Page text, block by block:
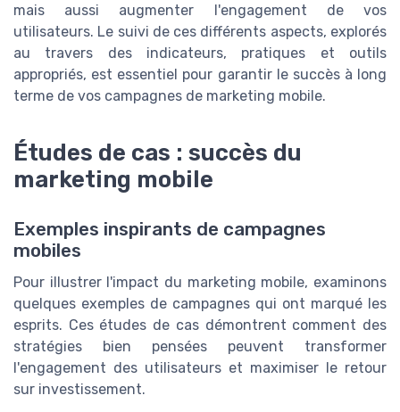
mais aussi augmenter l'engagement de vos
utilisateurs. Le suivi de ces différents aspects, explorés
au travers des indicateurs, pratiques et outils
appropriés, est essentiel pour garantir le succès à long
terme de vos campagnes de marketing mobile.
Études de cas : succès du
marketing mobile
Exemples inspirants de campagnes
mobiles
Pour illustrer l'impact du marketing mobile, examinons
quelques exemples de campagnes qui ont marqué les
esprits. Ces études de cas démontrent comment des
stratégies bien pensées peuvent transformer
l'engagement des utilisateurs et maximiser le retour
sur investissement.